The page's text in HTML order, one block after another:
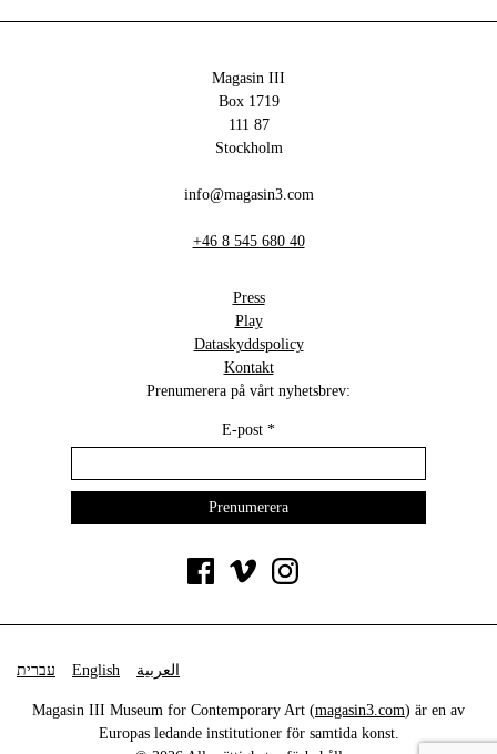
Magasin III
Box 1719
111 87
Stockholm
info@magasin3.com
+46 8 545 680 40
Press
Play
Dataskyddspolicy
Kontakt
Prenumerera på vårt nyhetsbrev:
E-post *
עברית English العربية
Magasin III Museum for Contemporary Art (magasin3.com) är en av
Europas ledande institutioner för samtida konst.